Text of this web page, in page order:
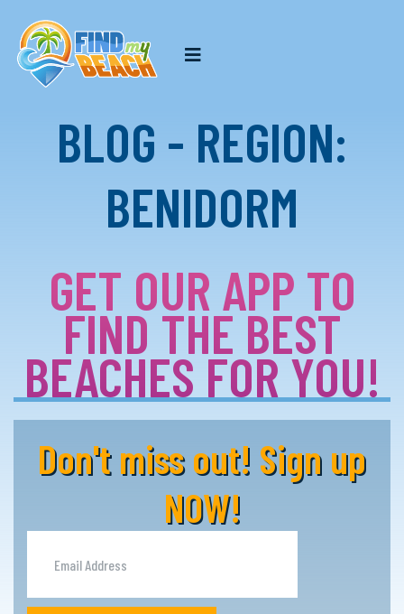
BLOG - REGION:
BENIDORM
GET OUR APP TO
FIND THE BEST
BEACHES FOR YOU!
Don't miss out! Sign up
NOW!